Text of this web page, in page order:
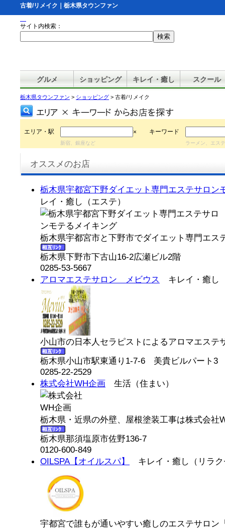
古着/リメイク｜栃木県タウンファン
サイト内検索：
グルメ ショッピング キレイ・癒し スクール
栃木県タウンファン > ショッピング > 古着/リメイク
エリア・駅 × キーワード
新宿、銀座など ラーメン、エス
オススメのお店
栃木県宇都宮下野ダイエット専門エステサロン
レイ・癒し（エステ）
栃木県宇都宮市と下野市でダイエット専門エ
栃木県下野市下古山16-2広瀬ビル2階
0285-53-5667
アロマエステサロン メビウス キレイ・癒し
小山市の日本人セラピストによるアロマエス
栃木県小山市駅東通り1-7-6 美貴ビルパート3
0285-22-2529
株式会社WH企画 生活（住まい）
栃木県・近県の外壁、屋根塗装工事は株式会
栃木県那須塩原市佐野136-7
0120-600-849
OILSPA【オイルスパ】
キレイ・癒し（リラク
宇都宮で誰もが通いやすい癒しのエステサロ